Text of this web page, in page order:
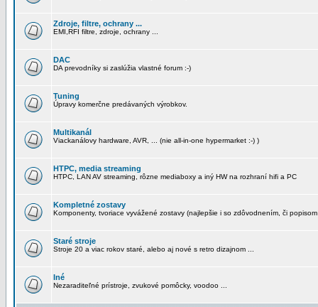
Zdroje, filtre, ochrany ...
EMI,RFI filtre, zdroje, ochrany ...
DAC
DA prevodníky si zaslúžia vlastné forum :-)
Tuning
Úpravy komerčne predávaných výrobkov.
Multikanál
Viackanálovy hardware, AVR, ... (nie all-in-one hypermarket :-) )
HTPC, media streaming
HTPC, LAN AV streaming, rôzne mediaboxy a iný HW na rozhraní hifi a PC
Kompletné zostavy
Komponenty, tvoriace vyvážené zostavy (najlepšie i so zdôvodnením, či
Staré stroje
Stroje 20 a viac rokov staré, alebo aj nové s retro dizajnom ...
Iné
Nezaraditeľné prístroje, zvukové pomôcky, voodoo ...